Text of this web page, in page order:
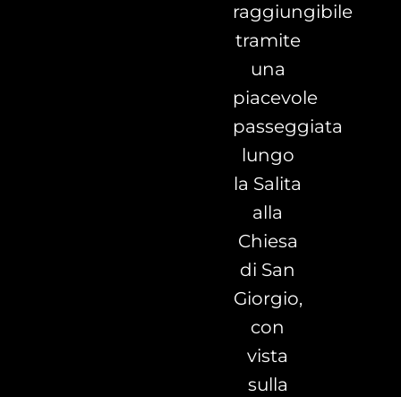
raggiungibile
tramite
una
piacevole
passeggiata
lungo
la Salita
alla
Chiesa
di San
Giorgio,
con
vista
sulla